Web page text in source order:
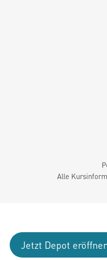
Alle
Jetzt Depot